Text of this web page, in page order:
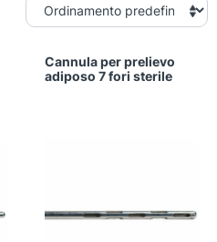
Cannula per prelievo
adiposo 7 fori sterile